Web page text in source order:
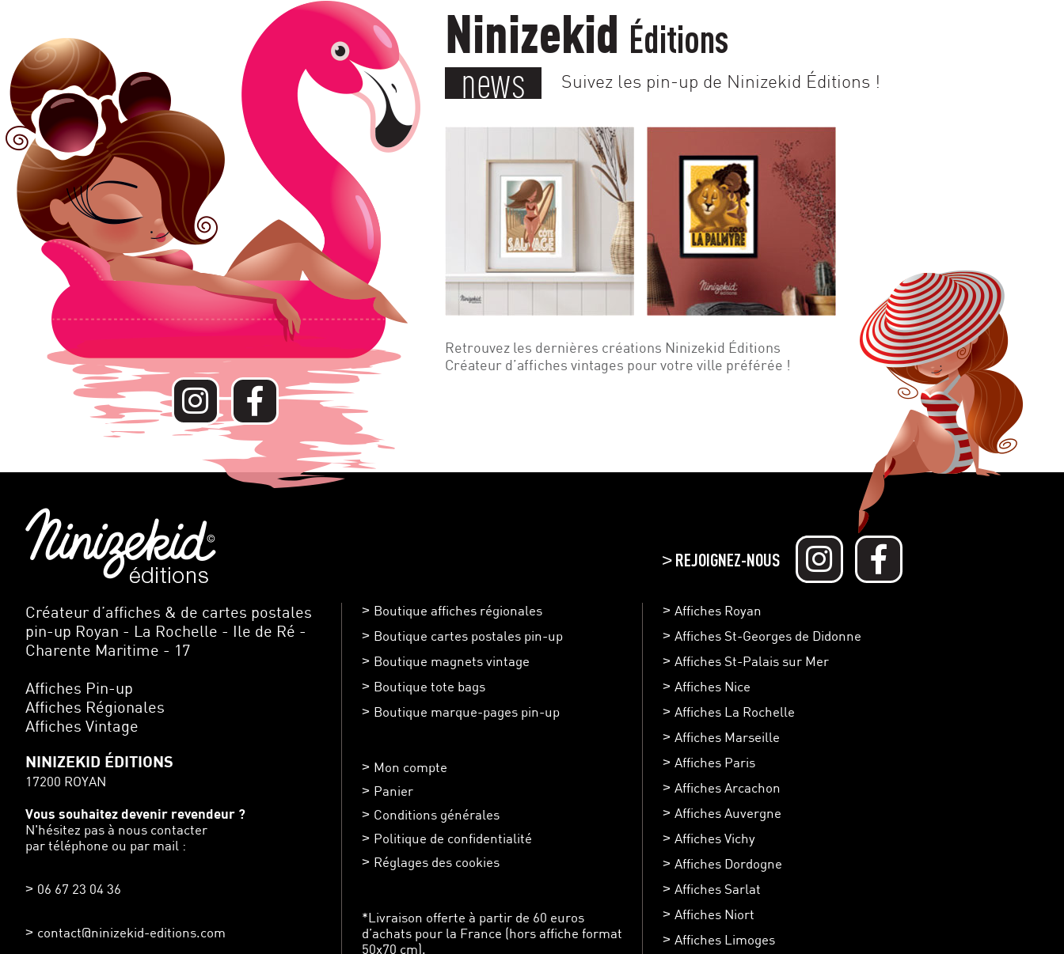
Ninizekid Éditions
news Suivez les pin-up de Ninizekid Éditions !
Retrouvez les dernières créations Ninizekid Éditions
Créateur d’affiches vintages pour votre ville préférée !
>REJOIGNEZ-NOUS
Créateur d’affiches & de cartes postales
pin-up Royan - La Rochelle - Ile de Ré -
Charente Maritime - 17
Affiches Pin-up
Affiches Régionales
Affiches Vintage
NINIZEKID ÉDITIONS
17200 ROYAN
Vous souhaitez devenir revendeur ?
N'hésitez pas à nous contacter
par téléphone ou par mail :
06 67 23 04 36
contact@ninizekid-editions.com
Boutique affiches régionales
Boutique cartes postales pin-up
Boutique magnets vintage
Boutique tote bags
Boutique marque-pages pin-up
Mon compte
Panier
Conditions générales
Politique de confidentialité
Réglages des cookies
*Livraison offerte à partir de 60 euros
d’achats pour la France (hors affiche format
50x70 cm).
Affiches Royan
Affiches St-Georges de Didonne
Affiches St-Palais sur Mer
Affiches Nice
Affiches La Rochelle
Affiches Marseille
Affiches Paris
Affiches Arcachon
Affiches Auvergne
Affiches Vichy
Affiches Dordogne
Affiches Sarlat
Affiches Niort
Affiches Limoges